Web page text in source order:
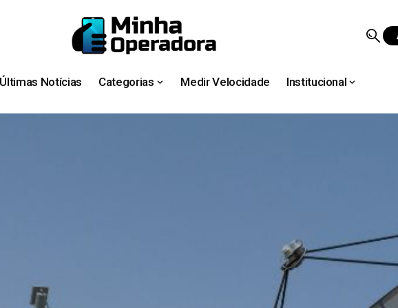
Últimas Notícias Categorias Medir Velocidade Institucional